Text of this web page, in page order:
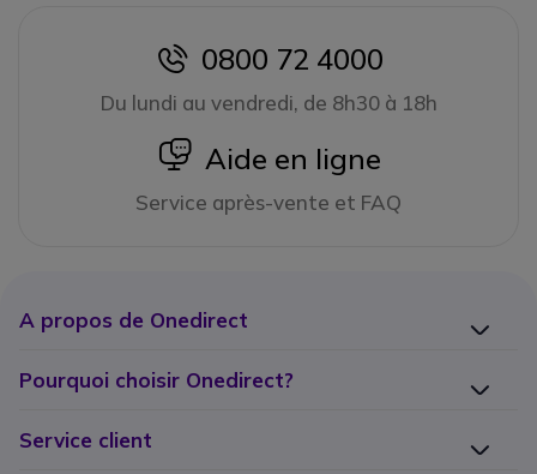
icon
0800 72 4000
Du lundi au vendredi, de 8h30 à 18h
icon
Aide en ligne
Service après-vente et FAQ
A propos de Onedirect
Pourquoi choisir Onedirect?
Service client